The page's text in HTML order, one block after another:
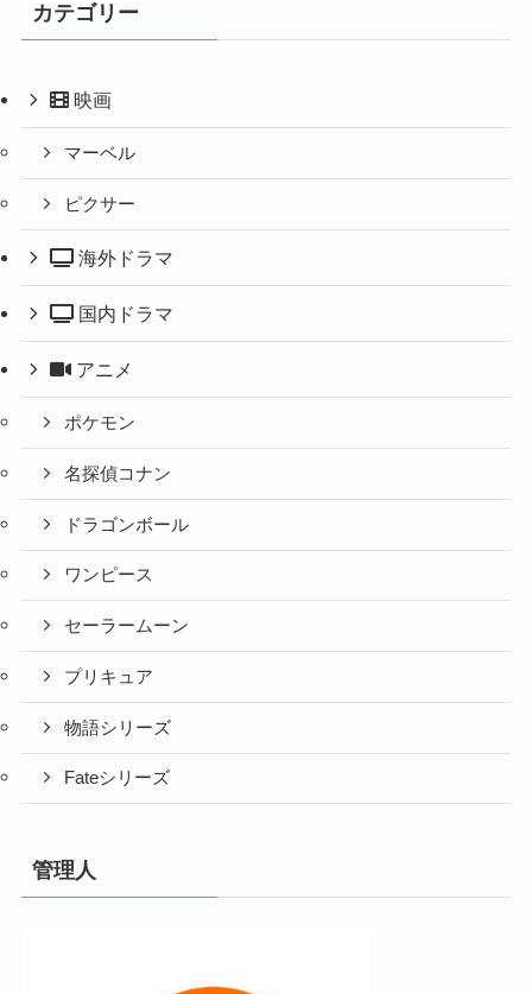
カテゴリー
映画
マーベル
ピクサー
海外ドラマ
国内ドラマ
アニメ
ポケモン
名探偵コナン
ドラゴンボール
ワンピース
セーラームーン
プリキュア
物語シリーズ
Fateシリーズ
管理人